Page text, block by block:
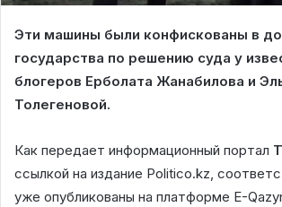
Эти машины были конфискованы в
государства по решению суда у
блогеров Ерболата Жанабилова и
Толегеновой.
Как передает информационный портал
ссылкой на издание Politico.kz,
уже опубликованы на платформе E-